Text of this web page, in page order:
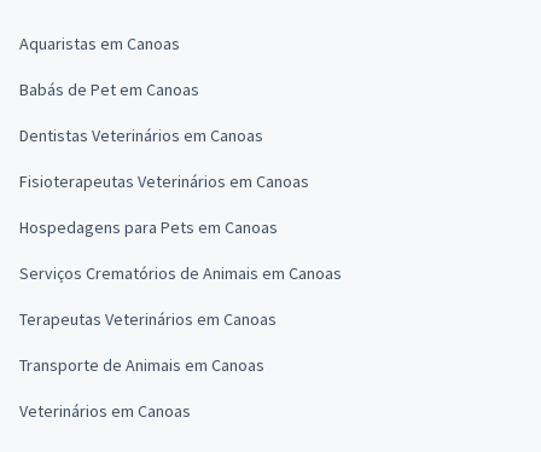
Aquaristas em Canoas
Babás de Pet em Canoas
Dentistas Veterinários em Canoas
Fisioterapeutas Veterinários em Canoas
Hospedagens para Pets em Canoas
Serviços Crematórios de Animais em Canoas
Terapeutas Veterinários em Canoas
Transporte de Animais em Canoas
Veterinários em Canoas